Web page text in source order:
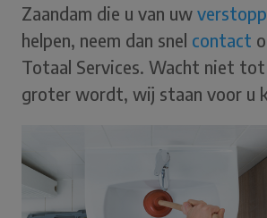
Zaandam die u van uw
helpen, neem dan snel contact
Totaal Services. Wacht niet
groter wordt, wij staan voor u